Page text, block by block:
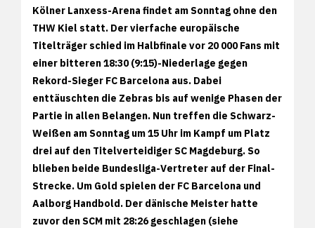
Kölner Lanxess-Arena findet am Sonntag ohne den
THW Kiel statt. Der vierfache europäische
Titelträger schied im Halbfinale vor 20 000 Fans mit
einer bitteren 18:30 (9:15)-Niederlage gegen
Rekord-Sieger FC Barcelona aus. Dabei
enttäuschten die Zebras bis auf wenige Phasen der
Partie in allen Belangen. Nun treffen die Schwarz-
Weißen am Sonntag um 15 Uhr im Kampf um Platz
drei auf den Titelverteidiger SC Magdeburg. So
blieben beide Bundesliga-Vertreter auf der Final-
Strecke. Um Gold spielen der FC Barcelona und
Aalborg Handbold. Der dänische Meister hatte
zuvor den SCM mit 28:26 geschlagen (siehe